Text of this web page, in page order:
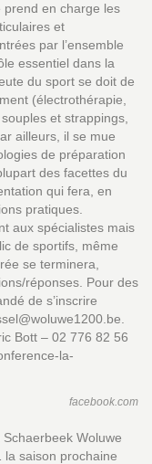
prend en charge les
et
par l’ensemble
essentiel dans la
du sport se doit de
(électrothérapie,
et strappings,
ailleurs, il se mue
de préparation
des facettes du
qui fera, en
pratiques.
aux spécialistes mais
de sportifs, même
se terminera,
réponses. Pour des
de s’inscrire
Bott – 02 776 82 56
la-
facebook.com
Woluwe
la saison prochaine